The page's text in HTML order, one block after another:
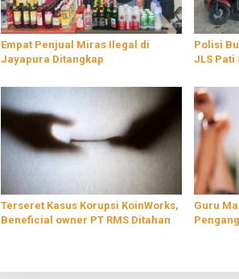
Empat Penjual Miras Ilegal di
Jayapura Ditangkap
Polisi
JLS Pati
Terseret Kasus Korupsi KoinWorks,
Beneficial owner PT RMS Ditahan
Guru